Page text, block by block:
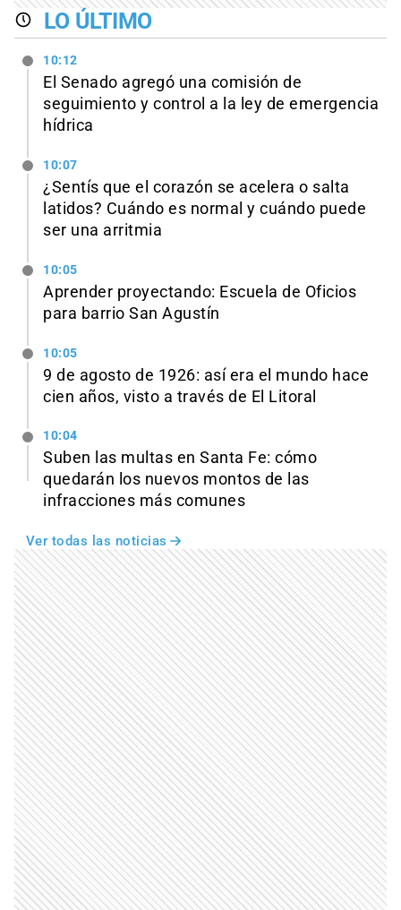
LO ÚLTIMO
10:12
El Senado agregó una comisión de
seguimiento y control a la ley de emergencia
hídrica
10:07
¿Sentís que el corazón se acelera o salta
latidos? Cuándo es normal y cuándo puede
ser una arritmia
10:05
Aprender proyectando: Escuela de Oficios
para barrio San Agustín
10:05
9 de agosto de 1926: así era el mundo hace
cien años, visto a través de El Litoral
10:04
Suben las multas en Santa Fe: cómo
quedarán los nuevos montos de las
infracciones más comunes
Ver todas las noticias